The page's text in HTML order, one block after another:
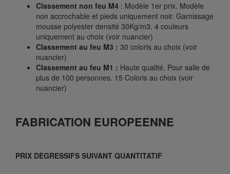
Classement non feu M4 : Modèle 1er prix. Modèle
non accrochable et pieds uniquement noir. Garnissage
mousse polyester densité 30Kg/m3. 4 couleurs
uniquement au choix (voir nuancier)
Classement au feu M3 : 30 coloris au choix (voir
nuancier)
Classement au feu M1 : Haute qualité. Pour salle de
plus de 100 personnes. 15 Coloris au choix (voir
nuancier)
FABRICATION EUROPEENNE
PRIX DEGRESSIFS SUIVANT QUANTITATIF